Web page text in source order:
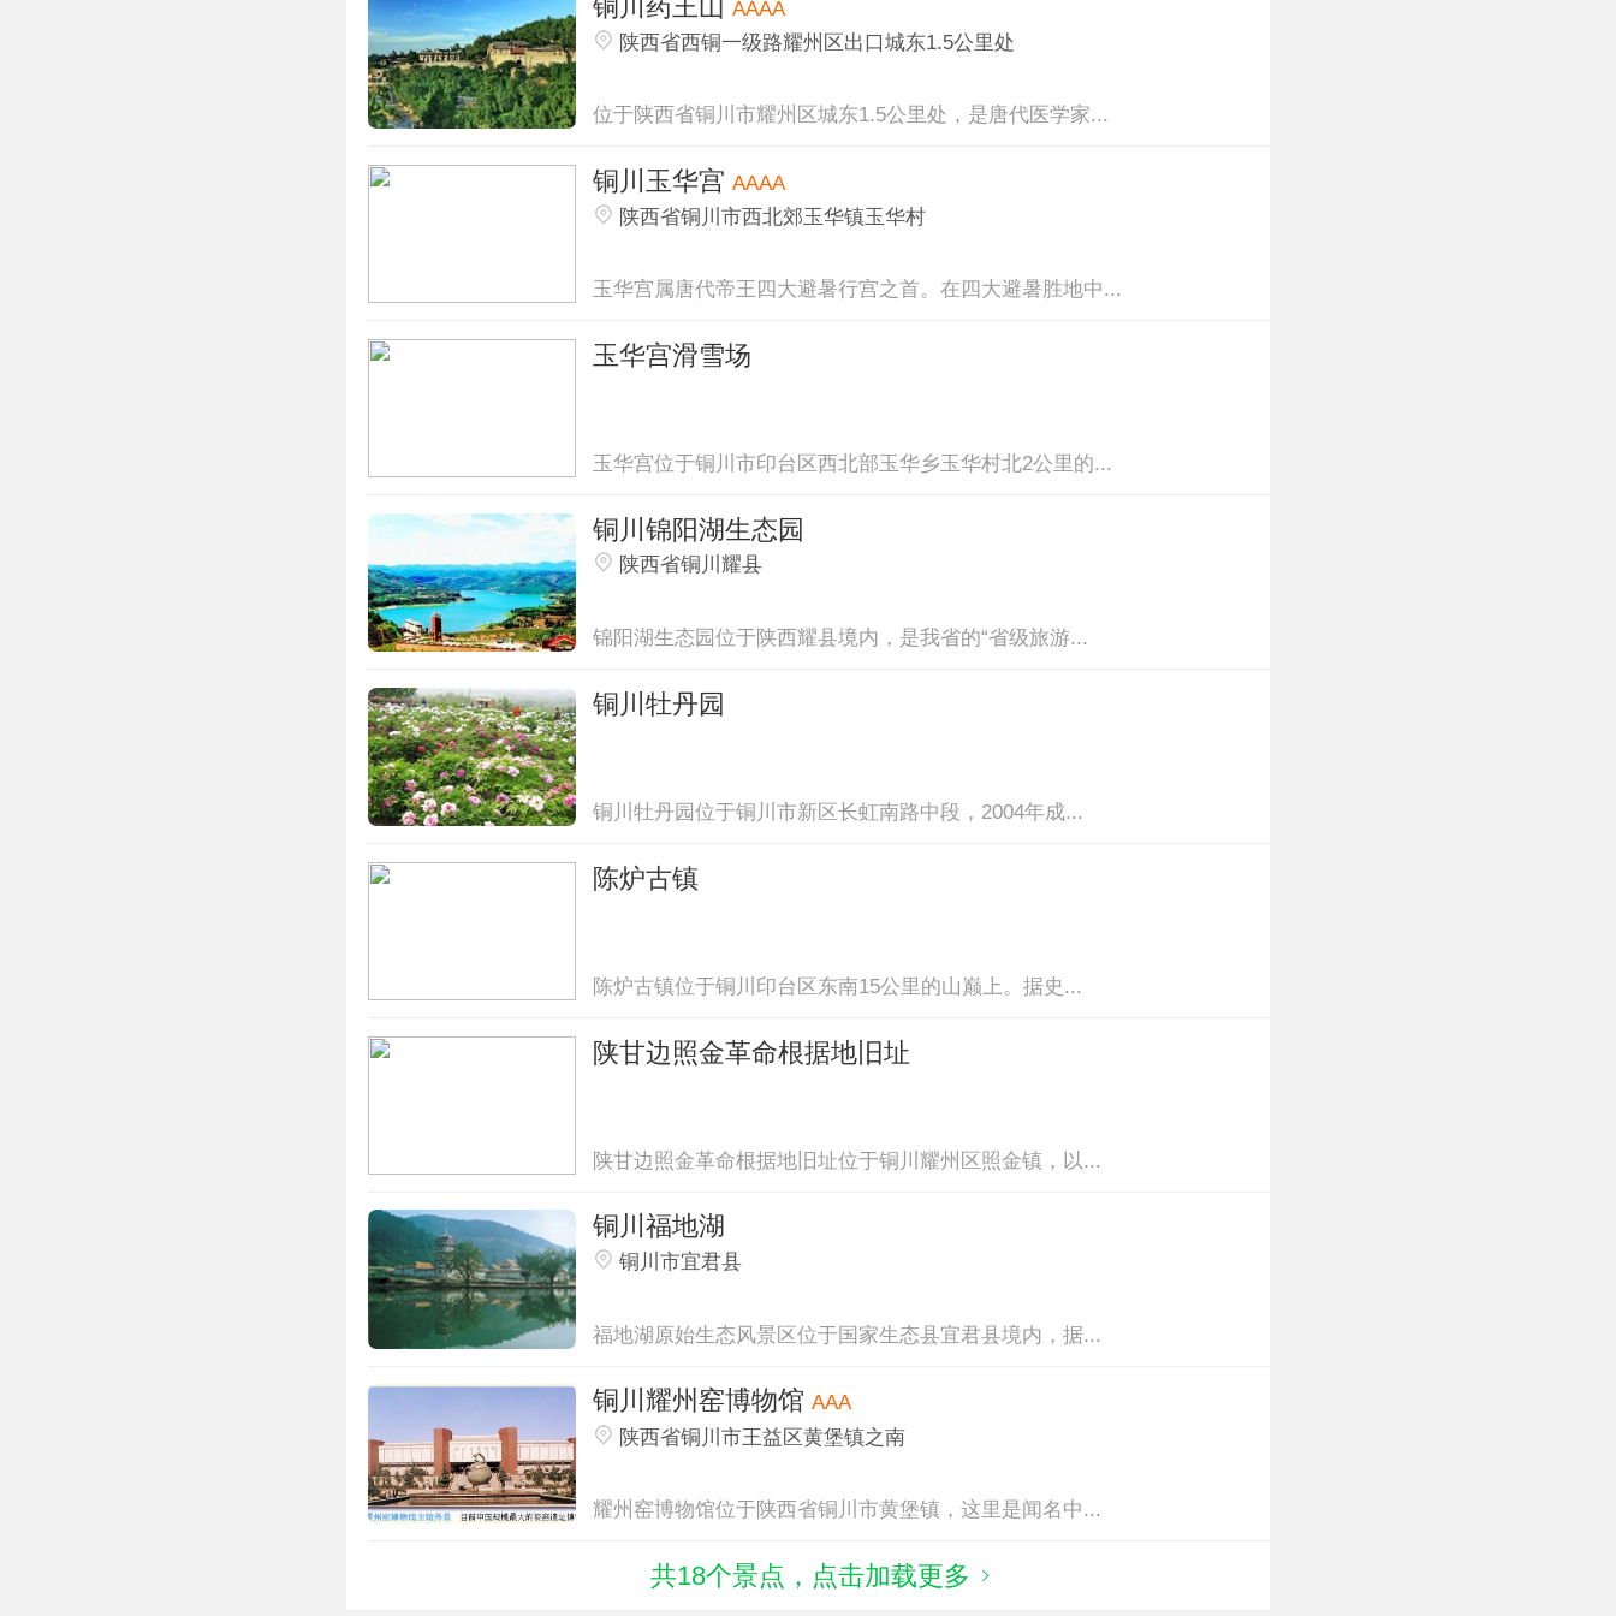
铜川药王山AAAA
陕西省西铜一级路耀州区出口城东1.5公里处
位于陕西省铜川市耀州区城东1.5公里处，是唐代医学家...
铜川玉华宫AAAA
陕西省铜川市西北郊玉华镇玉华村
玉华宫属唐代帝王四大避暑行宫之首。在四大避暑胜地中...
玉华宫滑雪场
玉华宫位于铜川市印台区西北部玉华乡玉华村北2公里的...
铜川锦阳湖生态园
陕西省铜川耀县
锦阳湖生态园位于陕西耀县境内，是我省的“省级旅游...
铜川牡丹园
铜川牡丹园位于铜川市新区长虹南路中段，2004年成...
陈炉古镇
陈炉古镇位于铜川印台区东南15公里的山巅上。据史...
陕甘边照金革命根据地旧址
陕甘边照金革命根据地旧址位于铜川耀州区照金镇，以...
铜川福地湖
铜川市宜君县
福地湖原始生态风景区位于国家生态县宜君县境内，据...
铜川耀州窑博物馆AAA
陕西省铜川市王益区黄堡镇之南
耀州窑博物馆位于陕西省铜川市黄堡镇，这里是闻名中...
共18个景点，点击加载更多